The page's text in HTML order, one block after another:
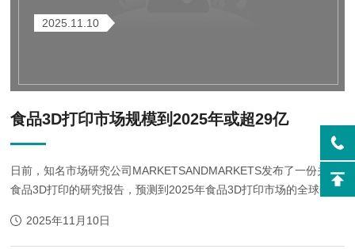
2025.11.10
食品3D打印市场规模到2025年或超29亿
日前，知名市场研究公司MARKETSANDMARKETS发布了一份关于
食品3D打印的研究报告，预测到2025年食品3D打印市场的全球规模
率将高达54.75%。%20 虽然3D打印的食品几...
2025年11月10日